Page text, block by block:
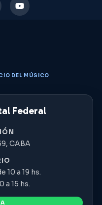
DEL MÚSICO
Federal
CABA
10 a 19 hs.
a 15 hs.